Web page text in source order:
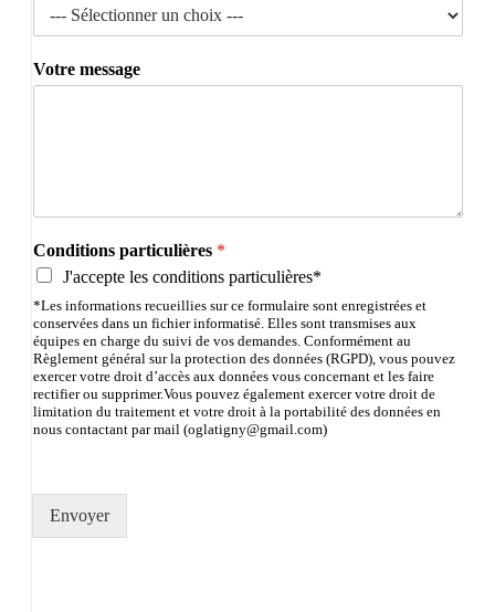
Votre message
Conditions particulières *
J'accepte les conditions particulières*
*Les informations recueillies sur ce formulaire sont enregistrées et
conservées dans un fichier informatisé. Elles sont transmises aux
équipes en charge du suivi de vos demandes. Conformément au
Règlement général sur la protection des données (RGPD), vous pouvez
exercer votre droit d’accès aux données vous concernant et les faire
rectifier ou supprimer.Vous pouvez également exercer votre droit de
limitation du traitement et votre droit à la portabilité des données en
nous contactant par mail (oglatigny@gmail.com)
Envoyer